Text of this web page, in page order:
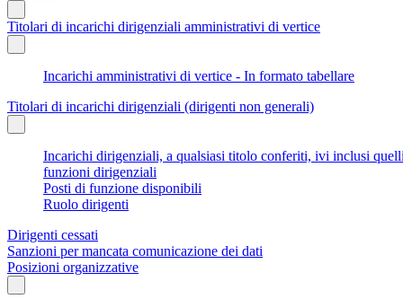
Titolari di incarichi dirigenziali amministrativi di vertice
Incarichi amministrativi di vertice - In formato tabellare
Titolari di incarichi dirigenziali (dirigenti non generali)
Incarichi dirigenziali, a qualsiasi titolo conferiti, ivi inclusi
funzioni dirigenziali
Posti di funzione disponibili
Ruolo dirigenti
Dirigenti cessati
Sanzioni per mancata comunicazione dei dati
Posizioni organizzative